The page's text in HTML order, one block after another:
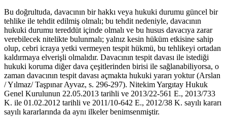
Bu doğrultuda, davacının bir hakkı veya hukuki durumu güncel bir
tehlike ile tehdit edilmiş olmalı; bu tehdit nedeniyle, davacının
hukuki durumu tereddüt içinde olmalı ve bu husus davacıya zarar
verebilecek nitelikte bulunmalı; yalnız kesin hüküm etkisine sahip
olup, cebri icraya yetki vermeyen tespit hükmü, bu tehlikeyi ortadan
kaldırmaya elverişli olmalıdır. Davacının tespit davası ile istediği
hukuki koruma diğer dava çeşitlerinden birisi ile sağlanabiliyorsa, o
zaman davacının tespit davası açmakta hukuki yararı yoktur (Arslan
/ Yılmaz/ Taşpınar Ayvaz, s. 296-297). Nitekim Yargıtay Hukuk
Genel Kurulunun 22.05.2013 tarihli ve 2013/22-561 E., 2013/733
K. ile 01.02.2012 tarihli ve 2011/10-642 E., 2012/38 K. sayılı kararı
sayılı kararlarında da aynı ilkeler benimsenmiştir.